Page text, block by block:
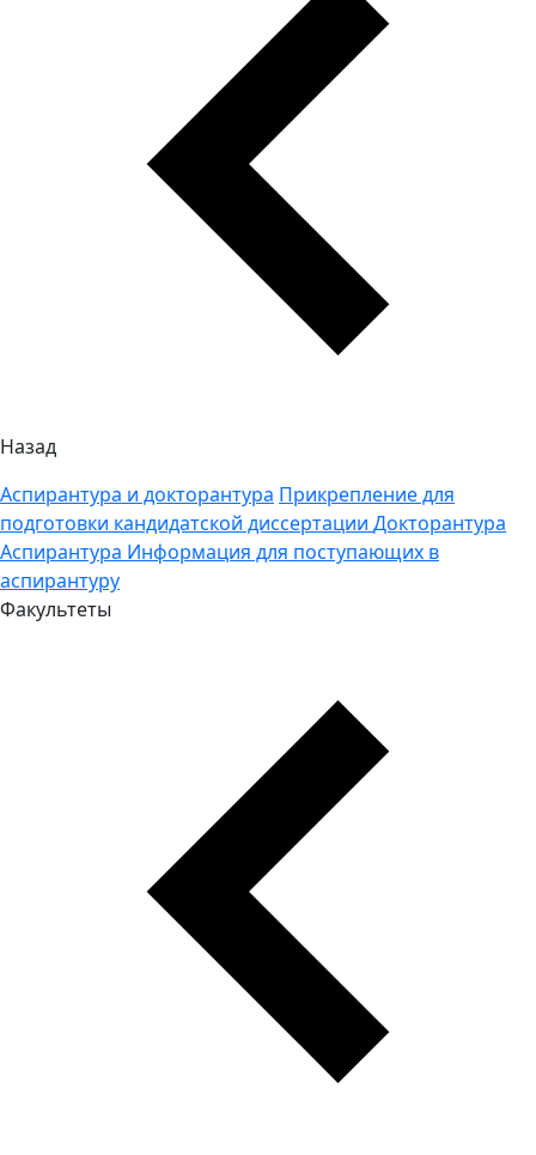
Назад
Аспирантура и докторантура Прикрепление для
подготовки кандидатской диссертации Докторантура
Аспирантура Информация для поступающих в
аспирантуру
Факультеты